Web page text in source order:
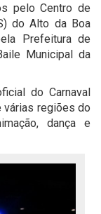
pelo Centro de
do Alto da Boa
Prefeitura de
Municipal da
do Carnaval
várias regiões do
dança e